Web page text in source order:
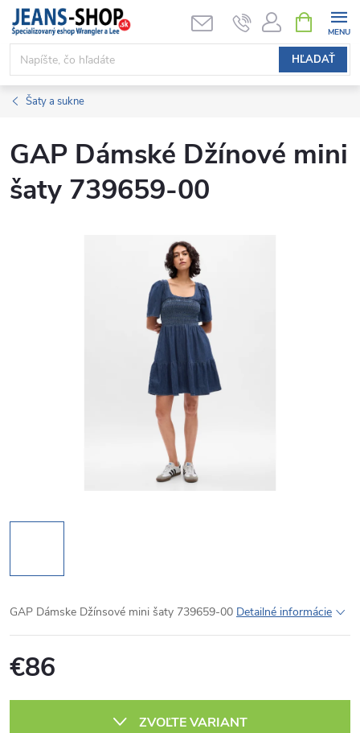
Prejsť
obsah
HĽADAŤ
KOŠÍK
Šaty a sukne
GAP Dámské Džínové mini
šaty 739659-00
GAP Dámske Džínsové mini šaty 739659-00 Detailné informácie
€86
ZVOĽTE VARIANT